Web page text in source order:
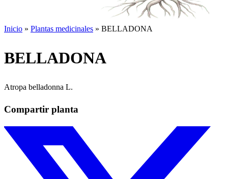
Inicio » Plantas medicinales » BELLADONA
BELLADONA
Atropa belladonna L.
Compartir planta